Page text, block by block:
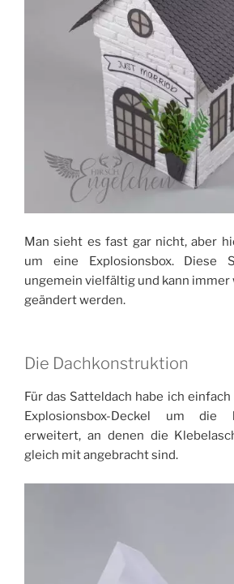
Man sieht es fast gar nicht, aber
um eine Explosionsbox. Diese
ungemein vielfältig und kann
geändert werden.
Die Dachkonstruktion
Für das Satteldach habe ich
Explosionsbox-Deckel um die
erweitert, an denen die
gleich mit angebracht sind.